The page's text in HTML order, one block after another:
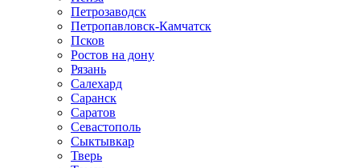
Петрозаводск
Петропавловск-Камчатск
Псков
Ростов на дону
Рязань
Салехард
Саранск
Саратов
Севастополь
Сыктывкар
Тверь